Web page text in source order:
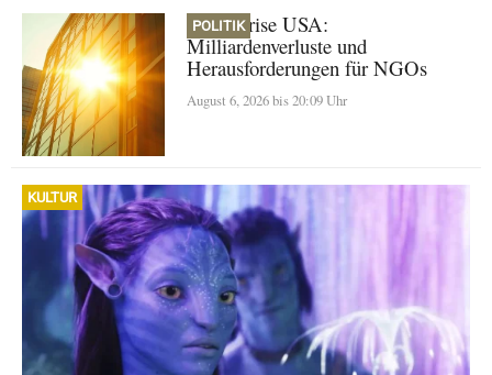
POLITIK
Klimakrise USA:
Milliardenverluste und
Herausforderungen für NGOs
August 6, 2026 bis 20:09 Uhr
KULTUR